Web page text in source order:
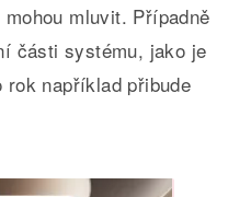
mluvit. Případně
části systému, jako je
například přibude